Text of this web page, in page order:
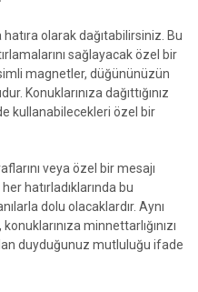
olarak dağıtabilirsiniz. Bu
sağlayacak özel bir
magnetler, düğününüzün
Konuklarınıza dağıttığınız
kullanabilecekleri özel bir
veya özel bir mesajı
hatırladıklarında bu
dolu olacaklardır. Aynı
minnettarlığınızı
duyduğunuz mutluluğu ifade